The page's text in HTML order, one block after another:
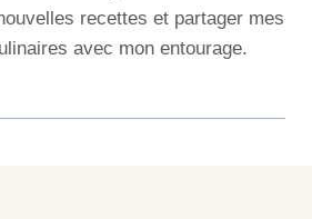
recettes et partager mes
avec mon entourage.